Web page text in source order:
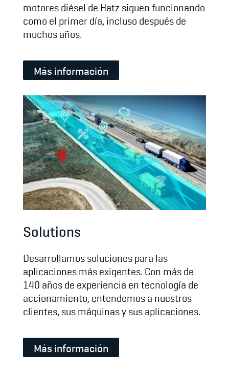
motores diésel de Hatz siguen funcionando
como el primer día, incluso después de
muchos años.
Más información
Solutions
Desarrollamos soluciones para las
aplicaciones más exigentes. Con más de
140 años de experiencia en tecnología de
accionamiento, entendemos a nuestros
clientes, sus máquinas y sus aplicaciones.
Más información